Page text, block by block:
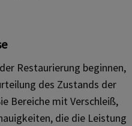
Restaurierung beginnen,
des Zustands der
Bereiche mit Verschleiß,
die die Leistung